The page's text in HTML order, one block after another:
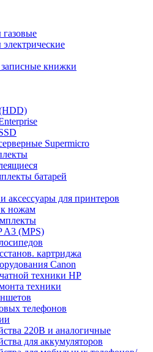
книжки
Supermicro
батарей
аксессуары для принтеров
к ножам
A3 (MPS)
картриджа
Canon
техники HP
техники
телефонов
220В и аналогичные
для аккумуляторов